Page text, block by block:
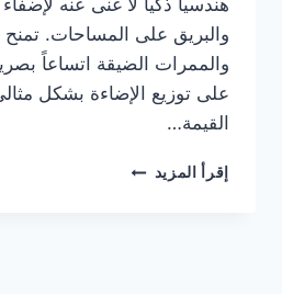
هندسياً ذكياً لا غنى عنه
والبريق على المساحات.
والممرات الضيقة اتساعاً
على توزيع الإضاءة بشكل
القيمة…
إقرأ المزيد تركيب